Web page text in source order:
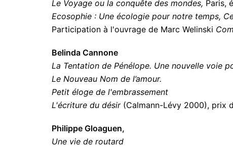
Le Voyage ou la conquête des mondes, Paris,
Ecosophie : Une écologie pour notre temps,
Participation à l'ouvrage de Marc Welinski
Belinda Cannone
La Tentation de Pénélope. Une nouvelle voie
Le Nouveau Nom de l’amour.
Petit éloge de l'embrassement
L'écriture du désir (Calmann-Lévy 2000), prix
Philippe Gloaguen,
Une vie de routard